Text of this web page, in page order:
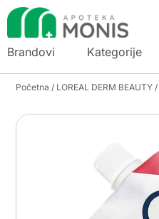
Brandovi Kategorije
Početna / LOREAL DERM BEAUTY /